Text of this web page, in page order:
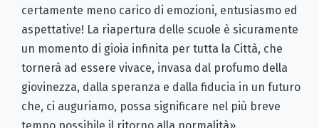
certamente meno carico di emozioni, entusiasmo ed
aspettative! La riapertura delle scuole è sicuramente
un momento di gioia infinita per tutta la Città, che
tornerà ad essere vivace, invasa dal profumo della
giovinezza, dalla speranza e dalla fiducia in un futuro
che, ci auguriamo, possa significare nel più breve